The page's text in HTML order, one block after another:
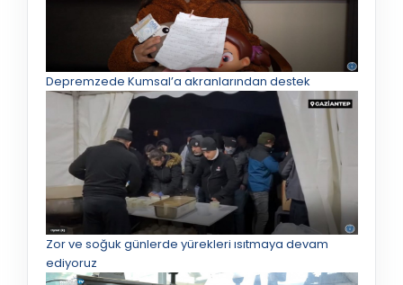
Depremzede Kumsal’a akranlarından destek
Zor ve soğuk günlerde yürekleri ısıtmaya devam
ediyoruz